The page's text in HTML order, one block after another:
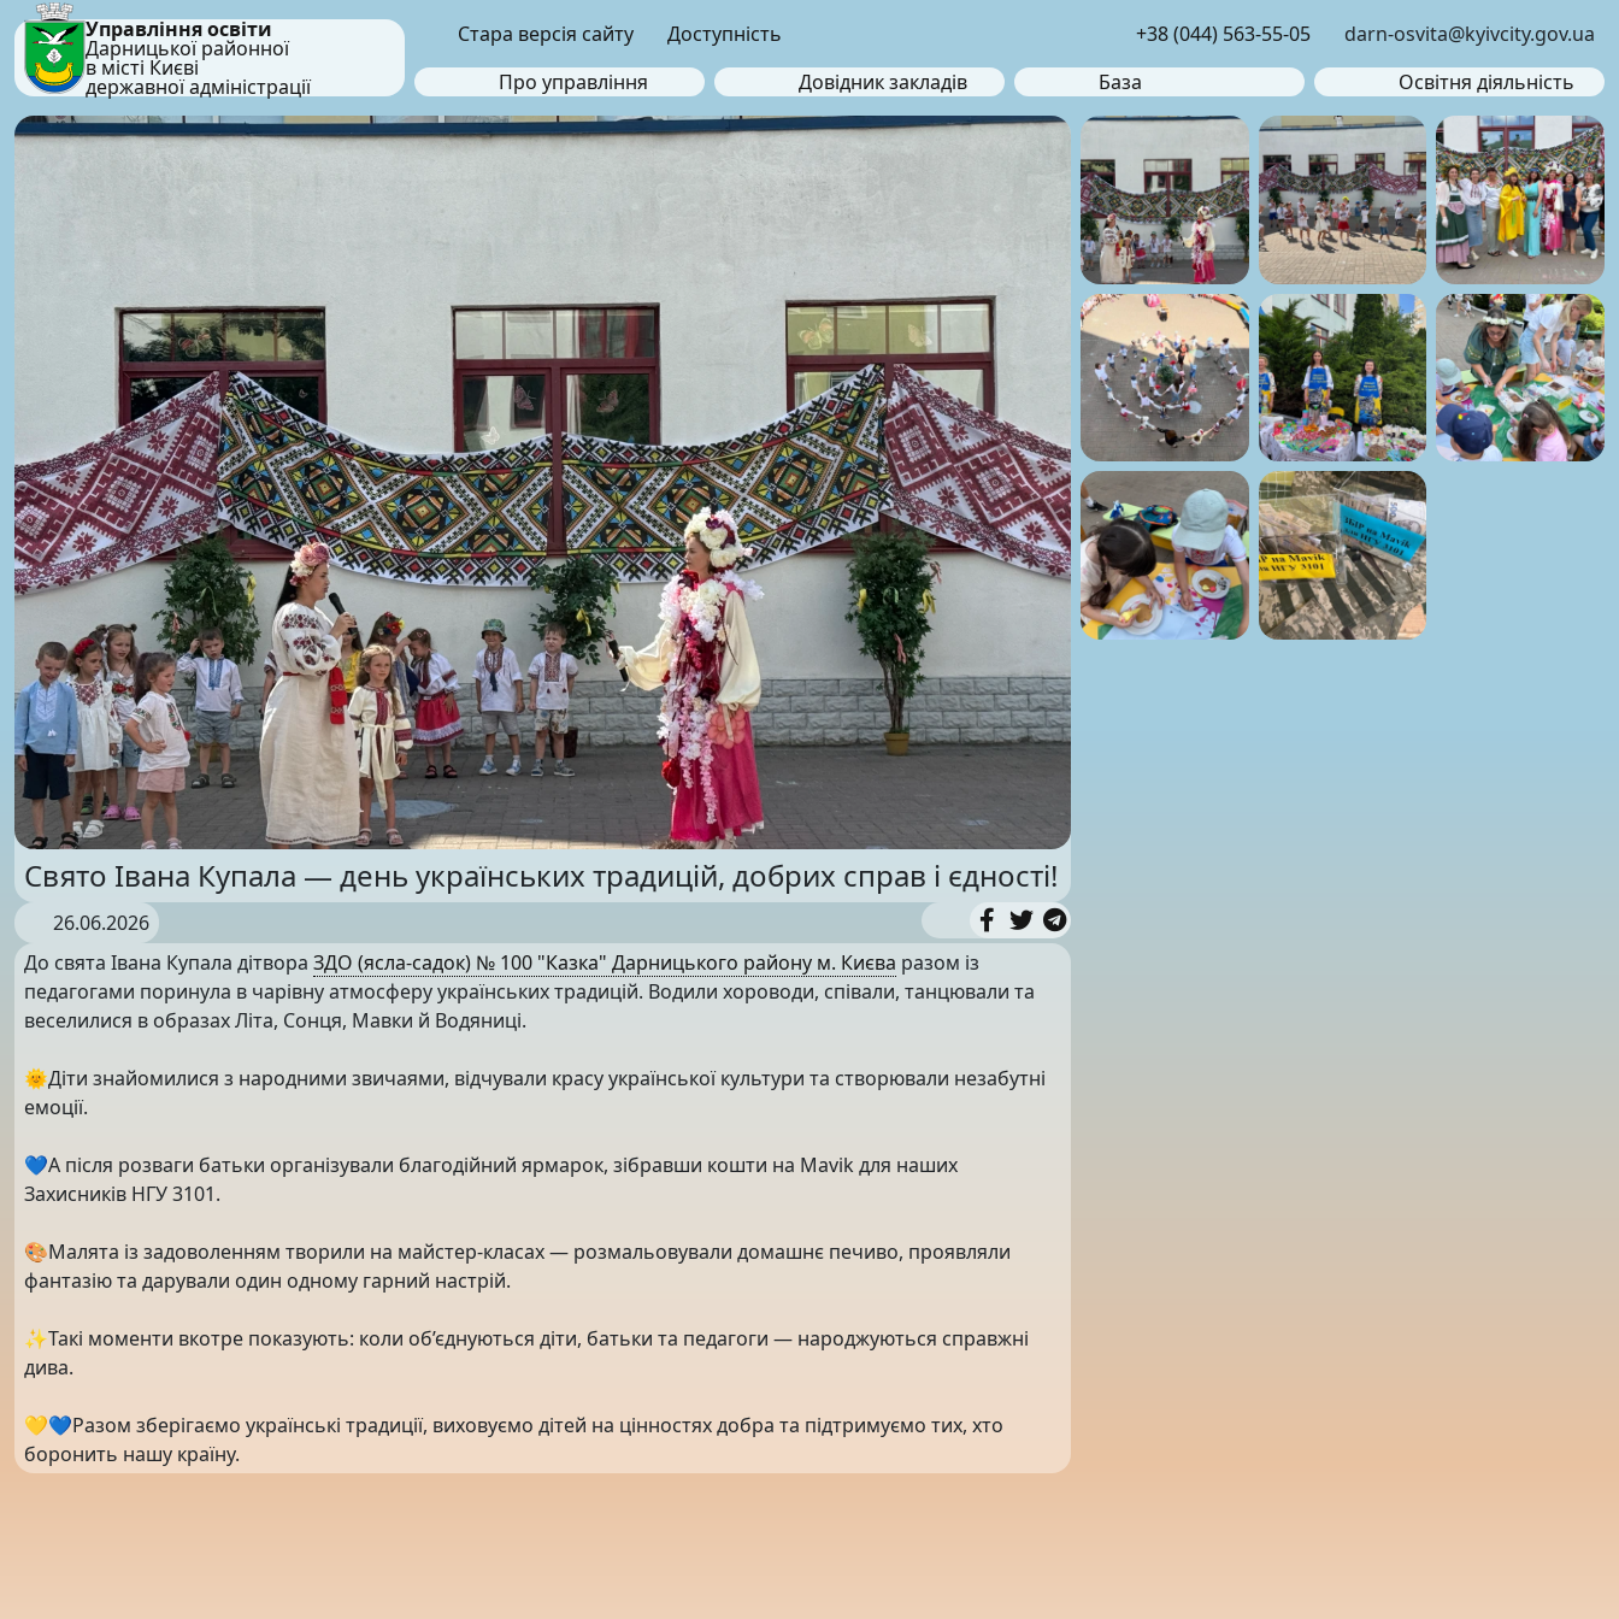
Управління освіти
Дарницької районної
в місті Києві
державної адміністрації
Стара версія сайту Доступність +38 (044) 563-55-05
darn-osvita@kyivcity.gov.ua
Про управління
Довідник закладів База Освітня діяльність
Свято Івана Купала — день українських традицій, добрих справ і єдності!
26.06.2026
До свята Івана Купала дітвора ЗДО (ясла-садок) № 100 "Казка" Дарницького району м. Києва разом із
педагогами поринула в чарівну атмосферу українських традицій. Водили хороводи, співали, танцювали та
веселилися в образах Літа, Сонця, Мавки й Водяниці.
🌞Діти знайомилися з народними звичаями, відчували красу української культури та створювали незабутні
емоції.
💙А після розваги батьки організували благодійний ярмарок, зібравши кошти на Mavik для наших
Захисників НГУ 3101.
🎨Малята із задоволенням творили на майстер-класах — розмальовували домашнє печиво, проявляли
фантазію та дарували один одному гарний настрій.
✨Такі моменти вкотре показують: коли об’єднуються діти, батьки та педагоги — народжуються справжні
дива.
💛💙Разом зберігаємо українські традиції, виховуємо дітей на цінностях добра та підтримуємо тих, хто
боронить нашу країну.